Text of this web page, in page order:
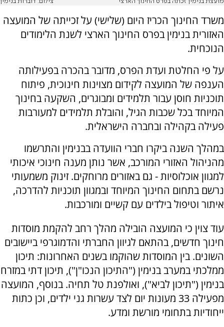
מועצת בנימין זכתה בפרס החינוך הארצי צילום: דוברות בנימין
משרד החינוך הכריז היום (שלישי) על זכייתה של המועצה
האזורית בנימין בפרס החינוך הארצי לשנת הלימודים
הנוכחית.
על פי החלטת ועדת הפרס, מדובר בהכרה בפעילותה
הענפה של המועצה לקידום מצוינות חינוכית, פיתוח
תוכניות חוסן עבור תלמידים ומבוגרים, השקעה בחינוך
המיוחד בכל שכבות הגיל, והובלת תלמידים למעורבות
פעילה בקהילה ובחברה הישראלית.
במהלך השנה ביקרו חברי הוועדה בבנימין והתרשמו
מהניהול האזורי המורכב, אשר נותן מענה חינוכי איכותי
למגוון אוכלוסיות - גם באזורים מרוחקים. זינוק משמעותי
נרשם בתחום החינוך המיוחד ובמגוון תוכניות להדרכה,
איתור וטיפול בילדים עם קשיים ומורכבות.
עוד צוין כי המועצה הובילה מהלך רחב להקמת מוסדות
חינוך חדשים, בהתאם לגיוון החברתי והדמוגרפי ביישובים
השונים. בין המוסדות שהוקמו בשנים האחרונות: תיכון
ממלכתי במערב בנימין ("התיכון הנכו"ן"), תיכון דתי במזרח
בנימין ("תיכון לביא"), ואולפנת טל תחיה. בנוסף, המועצה
מפעילה 33 מעונות יום לצד עשרות גני ילדים, וכן כתות
ייחודיות בתחומי מורשת ומדע.